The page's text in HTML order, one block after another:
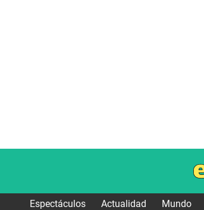
Espectáculos Actualidad Mundo